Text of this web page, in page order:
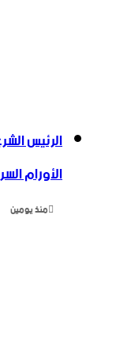
الرئيس
الأورام
منذ يومين